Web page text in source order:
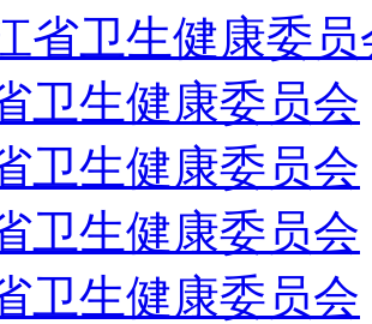
省卫生健康委员
卫生健康委员会
卫生健康委员会
卫生健康委员会
卫生健康委员会